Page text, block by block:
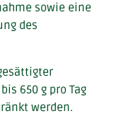
sowie eine
des
650 g pro Tag
werden.